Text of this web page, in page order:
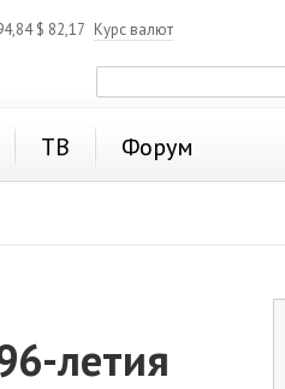
$ 82,17 Курс валют
ТВ Форум
летия